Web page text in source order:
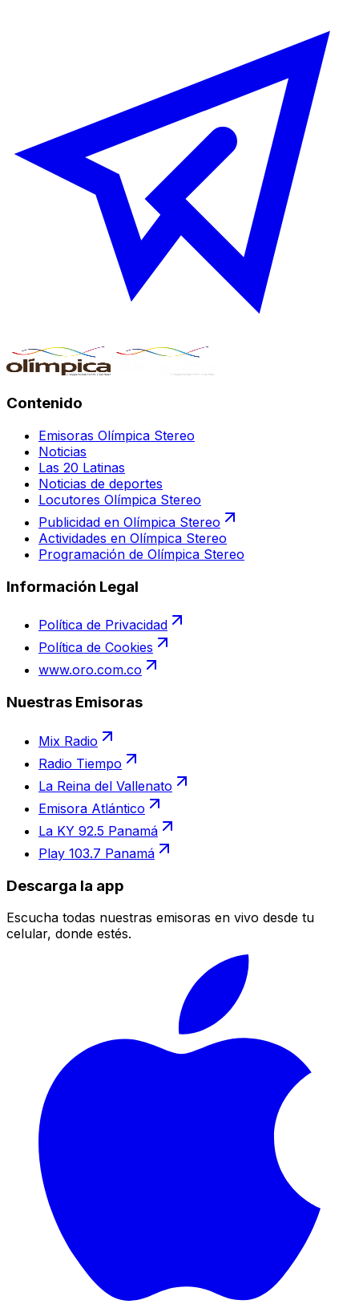
Contenido
Emisoras Olímpica Stereo
Noticias
Las 20 Latinas
Noticias de deportes
Locutores Olímpica Stereo
Publicidad en Olímpica Stereo
Actividades en Olímpica Stereo
Programación de Olímpica Stereo
Información Legal
Política de Privacidad
Política de Cookies
www.oro.com.co
Nuestras Emisoras
Mix Radio
Radio Tiempo
La Reina del Vallenato
Emisora Atlántico
La KY 92.5 Panamá
Play 103.7 Panamá
Descarga la app
Escucha todas nuestras emisoras en vivo desde tu
celular, donde estés.